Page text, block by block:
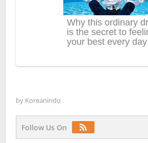
by Koreanindo
Follow Us On